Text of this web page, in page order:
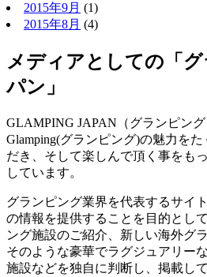
2015年9月 (1)
2015年8月 (4)
メディアとしての「
パン」
GLAMPING JAPAN（グランピング
Glamping(グランピング)の魅力を
だき、そして楽しんで頂く事をも
しています。
グランピング業界を代表するサイ
の情報を提供することを目的とし
ング施設のご紹介、新しい海外グ
そのような豪華でラグジュアリー
施設などを独自に判断し、掲載し